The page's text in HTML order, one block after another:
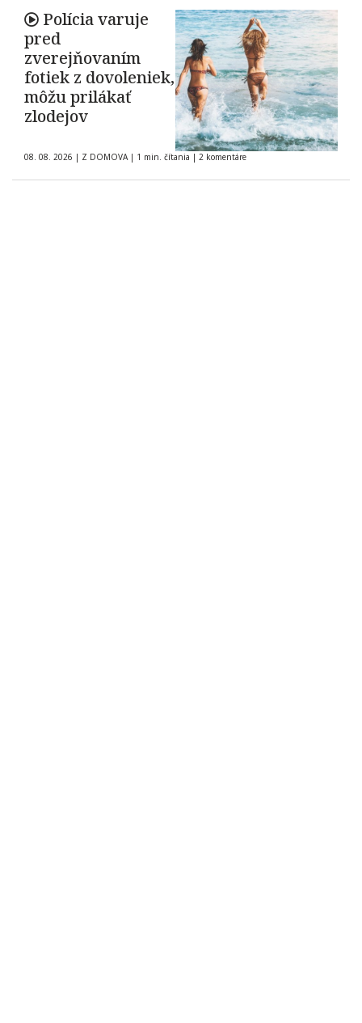
Polícia varuje
pred
zverejňovaním
fotiek z dovoleniek,
môžu prilákať
zlodejov
08. 08. 2026 | Z DOMOVA | 1 min. čítania | 2 komentáre